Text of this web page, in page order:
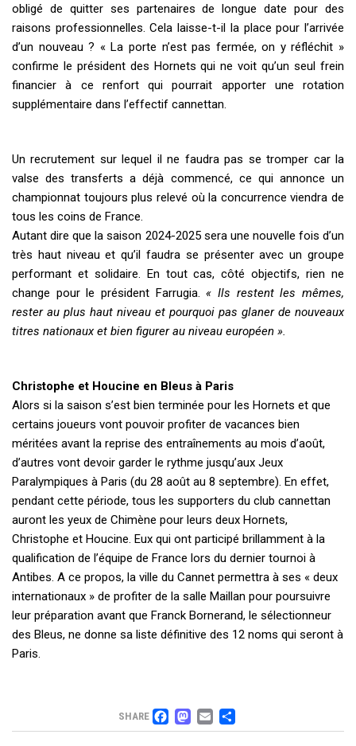
obligé de quitter ses partenaires de longue date pour des
raisons professionnelles. Cela laisse-t-il la place pour l’arrivée
d’un nouveau ? « La porte n’est pas fermée, on y réfléchit »
confirme le président des Hornets qui ne voit qu’un seul frein
financier à ce renfort qui pourrait apporter une rotation
supplémentaire dans l’effectif cannettan.
Un recrutement sur lequel il ne faudra pas se tromper car la
valse des transferts a déjà commencé, ce qui annonce un
championnat toujours plus relevé où la concurrence viendra de
tous les coins de France.
Autant dire que la saison 2024-2025 sera une nouvelle fois d’un
très haut niveau et qu’il faudra se présenter avec un groupe
performant et solidaire. En tout cas, côté objectifs, rien ne
change pour le président Farrugia.« Ils restent les mêmes,
rester au plus haut niveau et pourquoi pas glaner de nouveaux
titres nationaux et bien figurer au niveau européen ».
Christophe et Houcine en Bleus à Paris
Alors si la saison s’est bien terminée pour les Hornets et que
certains joueurs vont pouvoir profiter de vacances bien
méritées avant la reprise des entraînements au mois d’août,
d’autres vont devoir garder le rythme jusqu’aux Jeux
Paralympiques à Paris (du 28 août au 8 septembre). En effet,
pendant cette période, tous les supporters du club cannettan
auront les yeux de Chimène pour leurs deux Hornets,
Christophe et Houcine. Eux qui ont participé brillamment à la
qualification de l’équipe de France lors du dernier tournoi à
Antibes. A ce propos, la ville du Cannet permettra à ses « deux
internationaux » de profiter de la salle Maillan pour poursuivre
leur préparation avant que Franck Bornerand, le sélectionneur
des Bleus, ne donne sa liste définitive des 12 noms qui seront à
Paris.
SHARE FACEBOOK
MASTODON
EMAIL
PARTAGER